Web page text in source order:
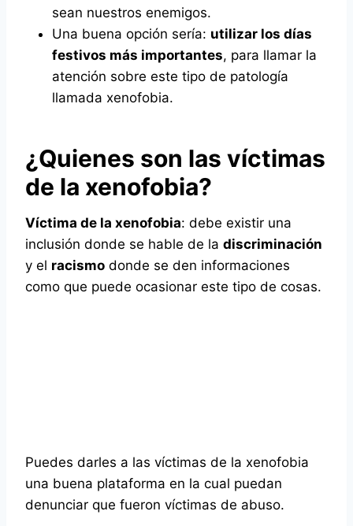
sean nuestros enemigos.
Una buena opción sería: utilizar los días
festivos más importantes, para llamar la
atención sobre este tipo de patología
llamada xenofobia.
¿Quienes son las víctimas
de la xenofobia?
Víctima de la xenofobia: debe existir una
inclusión donde se hable de la discriminación
y el racismo donde se den informaciones
como que puede ocasionar este tipo de cosas.
Puedes darles a las víctimas de la xenofobia
una buena plataforma en la cual puedan
denunciar que fueron víctimas de abuso.